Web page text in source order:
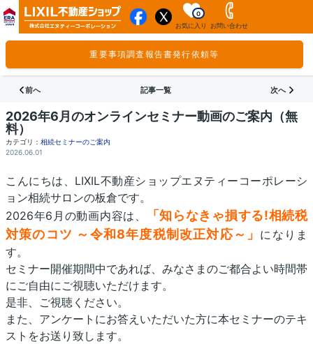
お気に入り
0
お問い合わせ
重要事項調査報告書発行依頼等
前へ 記事一覧 次へ
2026年6月のオンラインセミナー動画のご案内（無
料）
カテゴリ： 相続セミナーのご案内
2026.06.01
こんにちは、LIXIL不動産ショップエヌティーコーポレーシ
ョン相続サロンの板倉です。
2026年6月の動画内容は、
「知らなきゃ損する!相続税
対策のコツ ～令和8年度税制改正対応～」 になりま
す。
セミナー開催期間中であれば、みなさまのご都合よい時間帯
にご自由にご視聴いただけます。
是非、ご視聴ください。
また、アンケートにお答えいただいた方に本セミナーのテキ
ストをお送り致します。